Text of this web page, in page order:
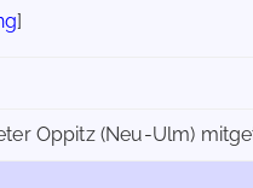
]
Oppitz (Neu-Ulm)